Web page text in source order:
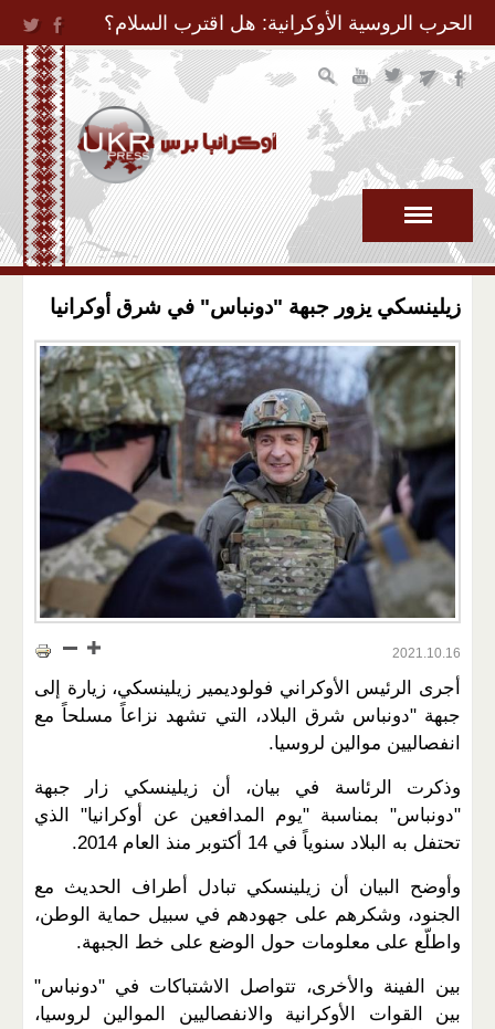
Jump to Navigation
الحرب الروسية الأوكرانية: هل اقترب السلام؟
زيلينسكي يزور جبهة "دونباس" في شرق أوكرانيا
2021.10.16
أجرى الرئيس الأوكراني فولوديمير زيلينسكي، زيارة إلى
جبهة "دونباس شرق البلاد، التي تشهد نزاعاً مسلحاً مع
انفصاليين موالين لروسيا.
وذكرت الرئاسة في بيان، أن زيلينسكي زار جبهة
"دونباس" بمناسبة "يوم المدافعين عن أوكرانيا" الذي
تحتفل به البلاد سنوياً في 14 أكتوبر منذ العام 2014.
وأوضح البيان أن زيلينسكي تبادل أطراف الحديث مع
الجنود، وشكرهم على جهودهم في سبيل حماية الوطن،
واطلّع على معلومات حول الوضع على خط الجبهة.
بين الفينة والأخرى، تتواصل الاشتباكات في "دونباس"
بين القوات الأوكرانية والانفصاليين الموالين لروسيا،